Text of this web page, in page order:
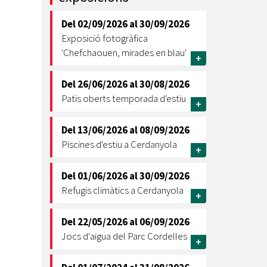
Ètica i Integritat
Retiment de Comptes
Accés a Informació Pública
Dades Obertes
Catàleg de Serveis i Tràmits
Equipaments
Mercats Municipals
Webs Municipals
Del02/09/2026al30/09/2026
Exposició fotogràfica
'Chefchaouen, mirades en blau'
+
Del26/06/2026al30/08/2026
Patis oberts temporada d'estiu
+
Del13/06/2026al08/09/2026
Piscines d'estiu a Cerdanyola
+
Del01/06/2026al30/09/2026
Refugis climàtics a Cerdanyola
+
Del22/05/2026al06/09/2026
Jocs d'aigua del Parc Cordelles
+